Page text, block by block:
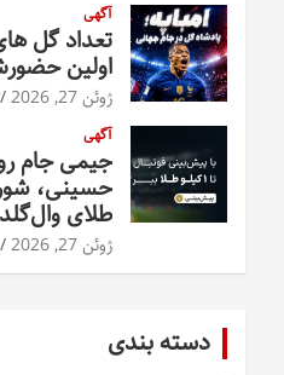
آگهی
تعداد گل
اولین
ژوئن 27, 2026
آگهی
جیمی جام
حسینی،
طلای وال‌گلد
ژوئن 27, 2026
دسته بندی